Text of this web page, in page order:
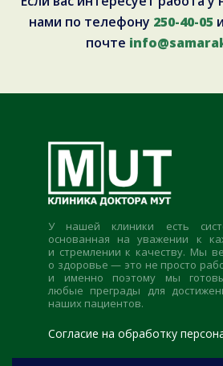
нами по телефону 250-40-05
почте
У нашей клиники есть
основанная на уважении к
и стремлении к качеству. Мы
о здоровье — это не просто
и именно поэтому мы
любые преграды для
наших пациентов.
Согласие на обработку